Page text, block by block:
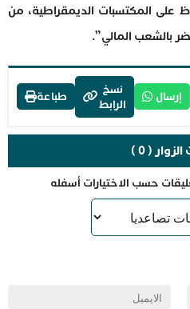
على المكتسبات الديمقراطية، من
بالشعب المالي”.
إرسال
نسخ
الرابط
طباعة
( 0 )
حسب الاختيارات أسفله